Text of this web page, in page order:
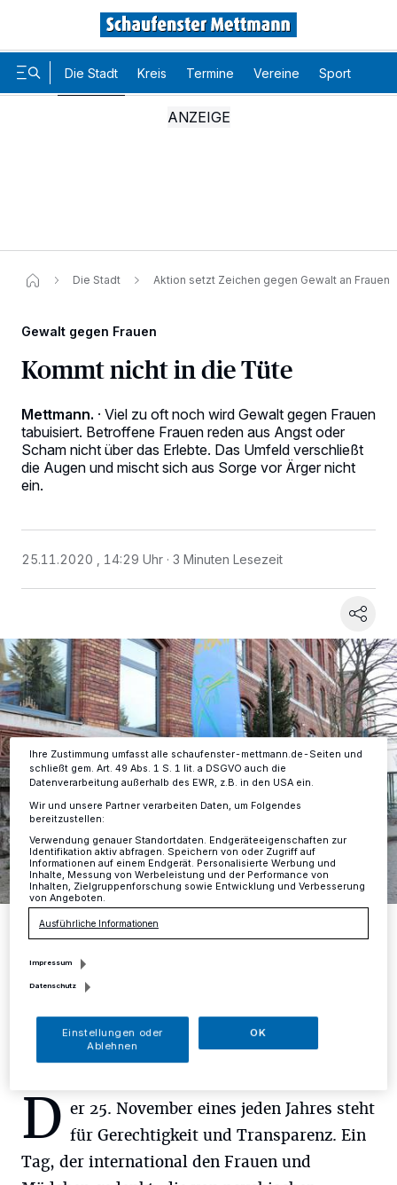
Die Stadt Kreis Termine Vereine Sport
Die Stadt Aktion setzt Zeichen gegen Gewalt an Frauen
Gewalt gegen Frauen
Kommt nicht in die Tüte
Mettmann. · Viel zu oft noch wird Gewalt gegen Frauen
tabuisiert. Betroffene Frauen reden aus Angst oder
Scham nicht über das Erlebte. Das Umfeld verschließt
die Augen und mischt sich aus Sorge vor Ärger nicht
ein.
25.11.2020 , 14:29 Uhr 3 Minuten Lesezeit
Von links: Eva-Maria Düring (SKFM), Bürgermeisterin Sandra
Mettmann) haben zum Internationalen Tag gegen Gewalt an Frauen
und Mädchen eine Fahne vor dem Rathaus gehisst.
Foto: Kreisstadt Mettmann
D er 25. November eines jeden Jahres steht
für Gerechtigkeit und Transparenz. Ein
Tag, der international den Frauen und
personenbezogene Daten wie Browserdaten oder eindeutige
Zwecke. Wenn Tracker deaktiviert sind, sind manche Inhalte und
Anzeigen möglicherweise nicht mehr so relevant für Sie. Sie können
dieses Menü jederzeit wieder aufrufen, um Ihre Einstellungen zu
ändern oder Ihre Einwilligung zu widerrufen, indem Sie auf den Link
Einstellungen oder Ablehnen am unteren Rand der Webseite klicken.
Ihre Einstellungen gelten innerhalb unseres Website. Weitere
Informationen finden Sie in unserer Datenschutzerklärung.
Ihre Zustimmung umfasst alle schaufenster-mettmann.de-Seiten und
schließt gem. Art. 49 Abs. 1 S. 1 lit. a DSGVO auch die
Datenverarbeitung außerhalb des EWR, z.B. in den USA ein.
Wir und unsere Partner verarbeiten Daten, um Folgendes
bereitzustellen:
Verwendung genauer Standortdaten. Endgeräteeigenschaften zur
Identifikation aktiv abfragen. Speichern von oder Zugriff auf
Informationen auf einem Endgerät. Personalisierte Werbung und
Inhalte, Messung von Werbeleistung und der Performance von
Inhalten, Zielgruppenforschung sowie Entwicklung und Verbesserung
von Angeboten.
Ausführliche Informationen
Impressum
Datenschutz
Einstellungen oder
Ablehnen
OK